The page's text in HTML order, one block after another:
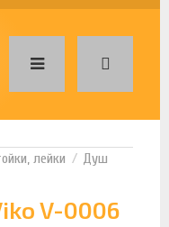
лейки
Душ
V-0006